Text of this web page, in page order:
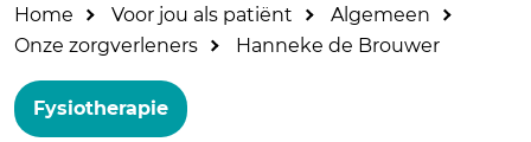
Home Voor jou als patiënt
Algemeen
Onze zorgverleners
Hanneke de Brouwer
Fysiotherapie